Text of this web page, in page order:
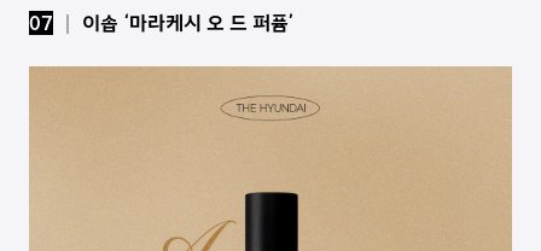
07 │ 이솝 ‘마라케시 오 드 퍼퓸’